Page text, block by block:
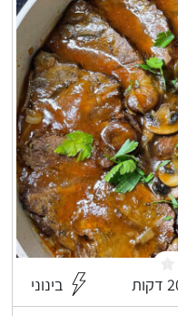
בינוני